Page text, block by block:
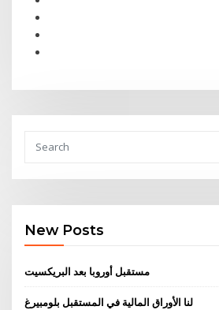
New Posts
مستقبل أوروبا بعد البريكسيت
لنا الأوراق المالية في المستقبل بلومبيرغ